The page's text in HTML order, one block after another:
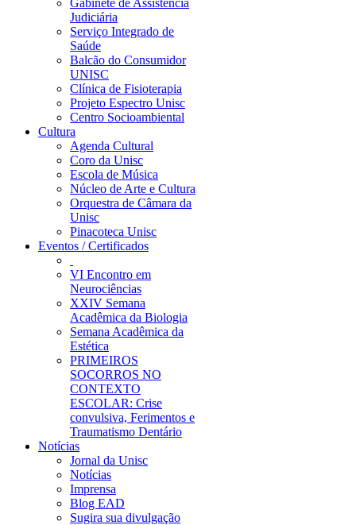
Gabinete de Assistência
Judiciária
Serviço Integrado de
Saúde
Balcão do Consumidor
UNISC
Clínica de Fisioterapia
Projeto Espectro Unisc
Centro Socioambiental
Cultura
Agenda Cultural
Coro da Unisc
Escola de Música
Núcleo de Arte e Cultura
Orquestra de Câmara da
Unisc
Pinacoteca Unisc
Eventos / Certificados
VI Encontro em
Neurociências
XXIV Semana
Acadêmica da Biologia
Semana Acadêmica da
Estética
PRIMEIROS
SOCORROS NO
CONTEXTO
ESCOLAR: Crise
convulsiva, Ferimentos e
Traumatismo Dentário
Notícias
Jornal da Unisc
Notícias
Imprensa
Blog EAD
Sugira sua divulgação